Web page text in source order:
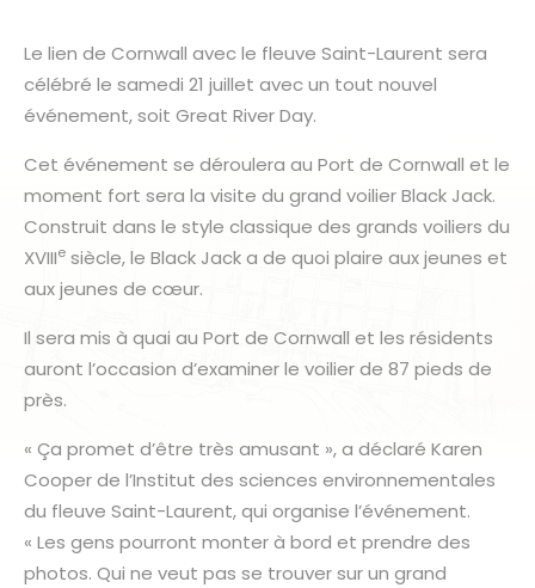
Le lien de Cornwall avec le fleuve Saint-Laurent sera
célébré le samedi 21 juillet avec un tout nouvel
événement, soit Great River Day.
Cet événement se déroulera au Port de Cornwall et le
moment fort sera la visite du grand voilier Black Jack.
Construit dans le style classique des grands voiliers du
XVIIIe siècle, le Black Jack a de quoi plaire aux jeunes et
aux jeunes de cœur.
Il sera mis à quai au Port de Cornwall et les résidents
auront l’occasion d’examiner le voilier de 87 pieds de
près.
« Ça promet d’être très amusant », a déclaré Karen
Cooper de l’Institut des sciences environnementales
du fleuve Saint-Laurent, qui organise l’événement.
« Les gens pourront monter à bord et prendre des
photos. Qui ne veut pas se trouver sur un grand